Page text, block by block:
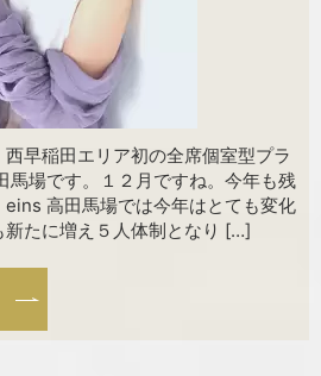
早稲田エリア初の全席個室型プラ
馬場です。１２月ですね。今年も残
eins 高田馬場では今年はとても変化
たに増え５人体制となり […]